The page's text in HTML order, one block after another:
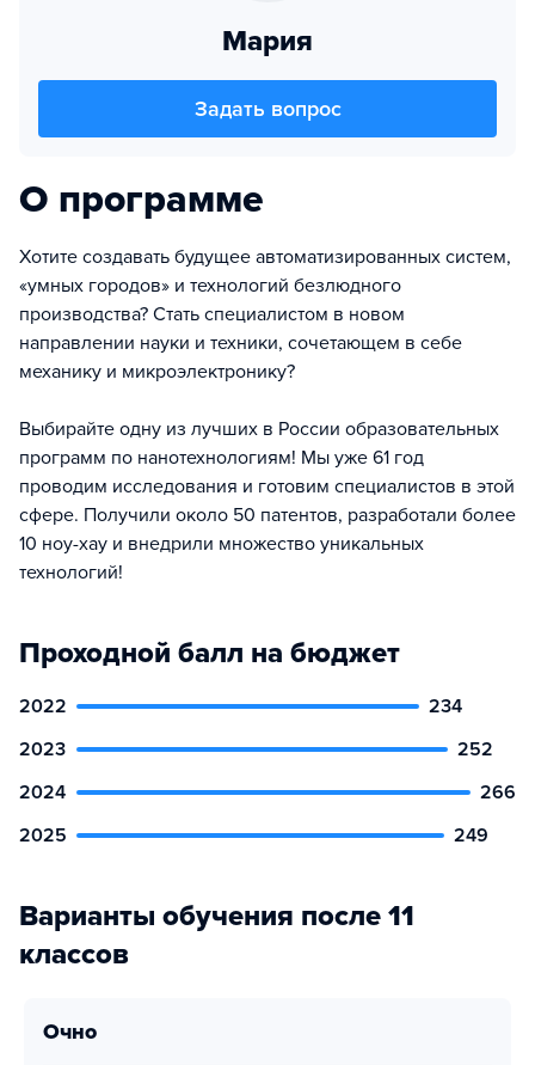
Мария
Задать вопрос
О программе
Хотите создавать будущее автоматизированных систем,
«умных городов» и технологий безлюдного
производства? Стать специалистом в новом
направлении науки и техники, сочетающем в себе
механику и микроэлектронику?
Выбирайте одну из лучших в России образовательных
программ по нанотехнологиям! Мы уже 61 год
проводим исследования и готовим специалистов в этой
сфере. Получили около 50 патентов, разработали более
10 ноу-хау и внедрили множество уникальных
технологий!
Проходной балл на бюджет
2022
234
2023
252
2024
266
2025
249
Варианты обучения после 11
классов
очно